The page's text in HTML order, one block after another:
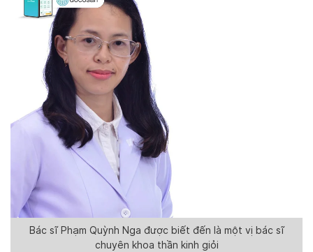
Bác sĩ Phạm Quỳnh Nga được biết đến là một vị bác sĩ
chuyên khoa thần kinh giỏi